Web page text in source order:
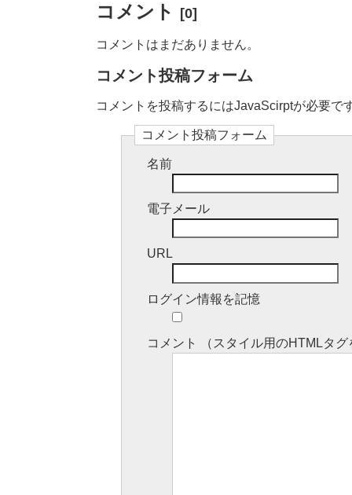
コメント [0]
コメントはまだありません。
コメント投稿フォーム
コメントを投稿するにはJavaScirptが必要
コメント投稿フォーム
名前
電子メール
URL
ログイン情報を記憶
コメント （スタイル用のHTML